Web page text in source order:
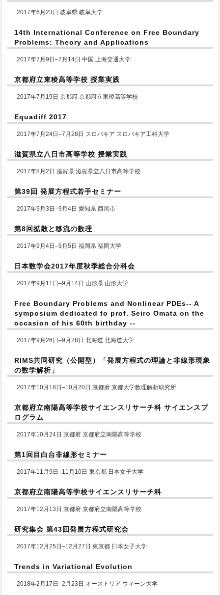
2017年6月23日 岐阜県 岐阜大学
14th International Conference on Free Boundary
Problems: Theory and Applications
2017年7月9日–7月14日 中国 上海交通大学
京都府立東稜高等学校 授業実践
2017年7月19日 京都府 京都府立東稜高等学校
Equadiff 2017
2017年7月24日–7月28日 スロバキア スロバキア工科大学
滋賀県立八日市高等学校 授業実践
2017年8月2日 滋賀県 滋賀県立八日市高等学校
第39回 発展方程式若手セミナー
2017年9月3日–9月4日 愛知県 西尾市
第8回拡散と移流の数理
2017年9月4日–9月5日 福岡県 福岡大学
日本数学会2017年度秋季総合分科会
2017年9月11日–9月14日 山形県 山形大学
Free Boundary Problems and Nonlinear PDEs-- A
symposium dedicated to prof. Seiro Omata on the
occasion of his 60th birthday --
2017年9月26日–9月28日 北海道 北海道大学
RIMS共同研究（公開型）「発展方程式の理論と非線形現象
の数学解析」
2017年10月18日–10月20日 京都府 京都大学数理解析研究所
京都府立南陽高等学校サイエンスリサーチ科 サイエンスプ
ログラム
2017年10月24日 京都府 京都府立南陽高等学校
第1回目白台非線形セミナー
2017年11月9日–11月10日 東京都 日本女子大学
京都府立南陽高等学校サイエンスリサーチ科
2017年12月13日 京都府 京都府立南陽高等学校
研究集会 第43回発展方程式研究会
2017年12月25日–12月27日 東京都 日本女子大学
Trends in Variational Evolution
2018年2月17日–2月23日 オーストリア ウィーン大学